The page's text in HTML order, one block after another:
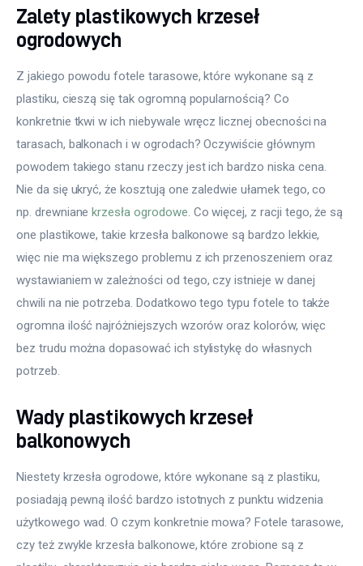
Zalety plastikowych krzeseł
ogrodowych
Z jakiego powodu fotele tarasowe, które wykonane są z
plastiku, cieszą się tak ogromną popularnością? Co
konkretnie tkwi w ich niebywale wręcz licznej obecności na
tarasach, balkonach i w ogrodach? Oczywiście głównym
powodem takiego stanu rzeczy jest ich bardzo niska cena.
Nie da się ukryć, że kosztują one zaledwie ułamek tego, co
np. drewniane krzesła ogrodowe . Co więcej, z racji tego, że są
one plastikowe, takie krzesła balkonowe są bardzo lekkie,
więc nie ma większego problemu z ich przenoszeniem oraz
wystawianiem w zależności od tego, czy istnieje w danej
chwili na nie potrzeba. Dodatkowo tego typu fotele to także
ogromna ilość najróżniejszych wzorów oraz kolorów, więc
bez trudu można dopasować ich stylistykę do własnych
potrzeb.
Wady plastikowych krzeseł
balkonowych
Niestety krzesła ogrodowe, które wykonane są z plastiku,
posiadają pewną ilość bardzo istotnych z punktu widzenia
użytkowego wad. O czym konkretnie mowa? Fotele tarasowe,
czy też zwykle krzesła balkonowe, które zrobione są z